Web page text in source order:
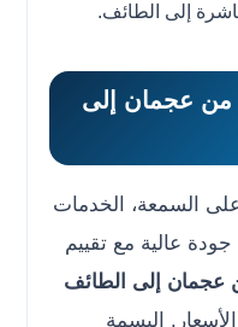
إلى الطائف.
من عجمان إلى
السمعة، الخدمات
عالية مع تقييم
إلى الطائف
البسمة